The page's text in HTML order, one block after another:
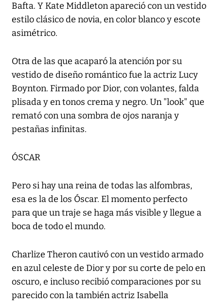
Bafta. Y Kate Middleton apareció con un vestido
estilo clásico de novia, en color blanco y escote
asimétrico.
Otra de las que acaparó la atención por su
vestido de diseño romántico fue la actriz Lucy
Boynton. Firmado por Dior, con volantes, falda
plisada y en tonos crema y negro. Un "look" que
remató con una sombra de ojos naranja y
pestañas infinitas.
ÓSCAR
Pero si hay una reina de todas las alfombras,
esa es la de los Óscar. El momento perfecto
para que un traje se haga más visible y llegue a
boca de todo el mundo.
Charlize Theron cautivó con un vestido armado
en azul celeste de Dior y por su corte de pelo en
oscuro, e incluso recibió comparaciones por su
parecido con la también actriz Isabella